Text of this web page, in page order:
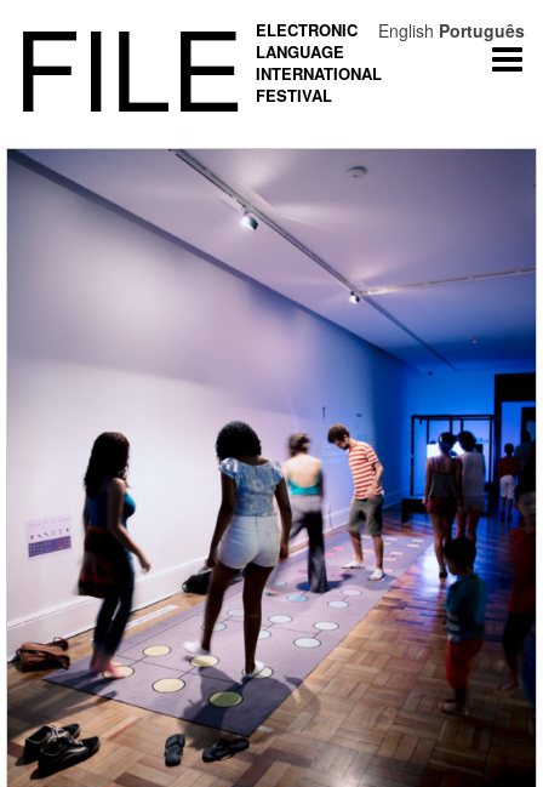
FILE
ELECTRONIC
LANGUAGE
INTERNATIONAL
FESTIVAL
English Português